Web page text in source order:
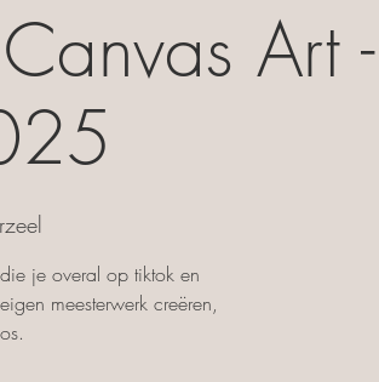
Art -
je overal op tiktok en
meesterwerk creëren,